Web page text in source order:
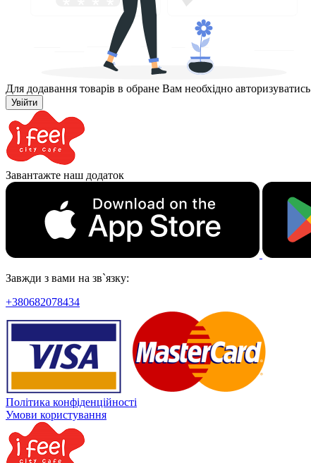
Для додавання товарів в обране Вам необхідно авторизуватись
Увійти
Завантажте наш додаток
Завжди з вами на зв`язку:
+380682078434
Політика конфіденційності
Умови користування